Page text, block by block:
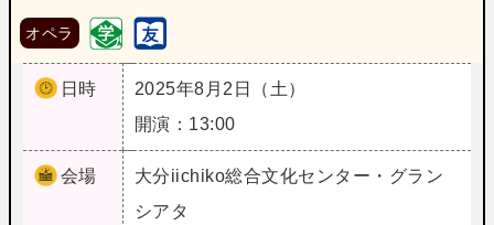
オペラ
日時
2025年8月2日（土）
開演：13:00
会場 大分iichiko総合文化センター・グラン
シアタ